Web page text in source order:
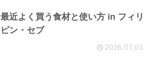
最近よく買う食材と使い方 in フィリ
ピン・セブ
2026.07.01